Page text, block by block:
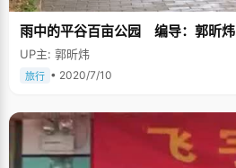
雨中的平谷百亩公园 编导：郭昕炜
UP主: 郭昕炜
旅行 • 2020/7/10